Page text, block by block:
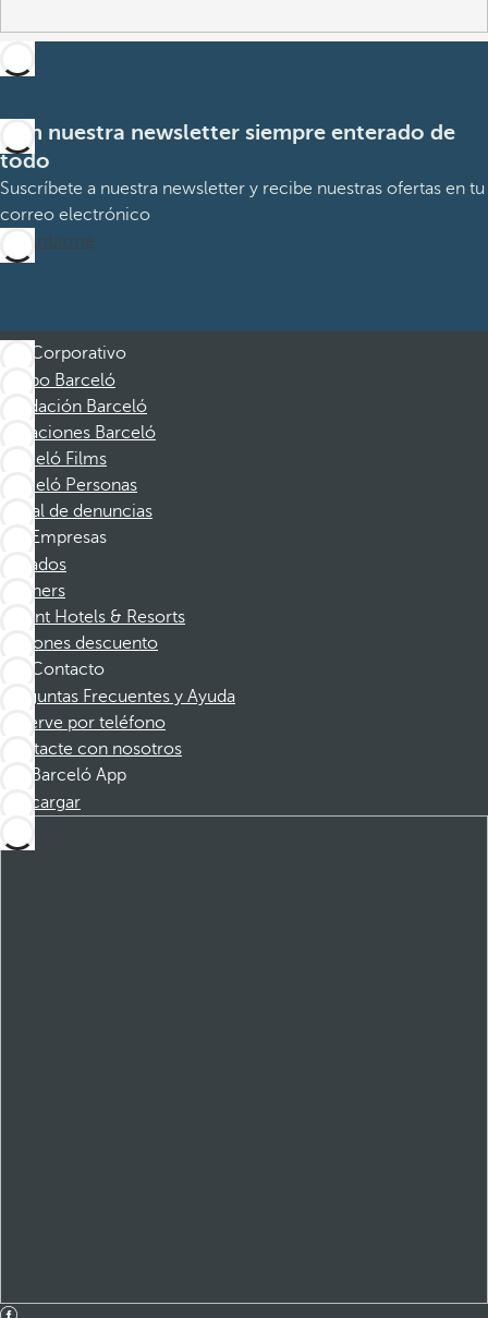
Con nuestra newsletter siempre enterado de
todo
Suscríbete a nuestra newsletter y recibe nuestras ofertas en tu
correo electrónico
Suscribirme
Corporativo
Grupo Barceló
Fundación Barceló
Vacaciones Barceló
Barceló Films
Barceló Personas
Canal de denuncias
Empresas
Afiliados
Partners
Dorint Hotels & Resorts
Cupones descuento
Contacto
Preguntas Frecuentes y Ayuda
Reserve por teléfono
Contacte con nosotros
Barceló App
Descargar